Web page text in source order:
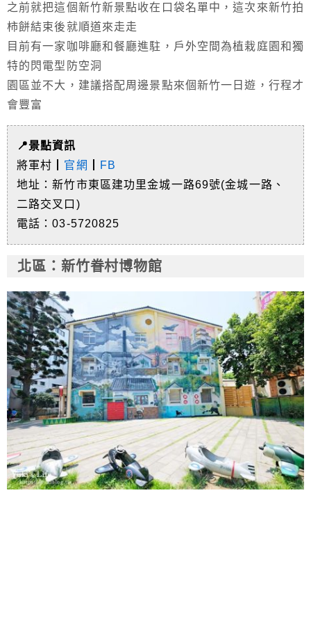
之前就把這個新竹新景點收在口袋名單中，這次來新竹拍
柿餅結束後就順道來走走
目前有一家咖啡廳和餐廳進駐，戶外空間為植栽庭園和獨
特的閃電型防空洞
園區並不大，建議搭配周邊景點來個新竹一日遊，行程才
會豐富
📍景點資訊
將軍村┃ 官網
FB
地址：新竹市東區建功里金城一路69號(金城一路、
二路交叉口)
電話：03-5720825
北區 ：新竹眷村博物館